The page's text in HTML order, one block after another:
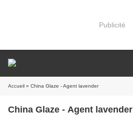
Publicité
Accueil » China Glaze - Agent lavender
China Glaze - Agent lavender